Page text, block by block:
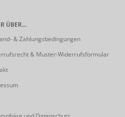
ÜBER...
& Zahlungsbedingungen
& Muster-Widerrufsformular